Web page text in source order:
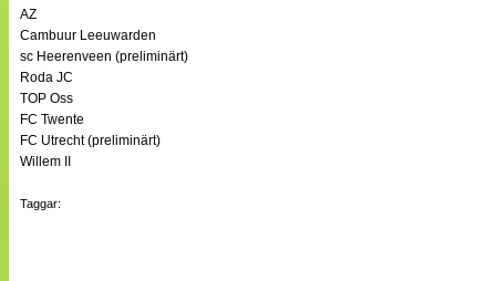
Annonsera
Statistik
AZ
Cambuur Leeuwarden
sc Heerenveen (preliminärt)
Roda JC
TOP Oss
FC Twente
FC Utrecht (preliminärt)
Willem II
Taggar: